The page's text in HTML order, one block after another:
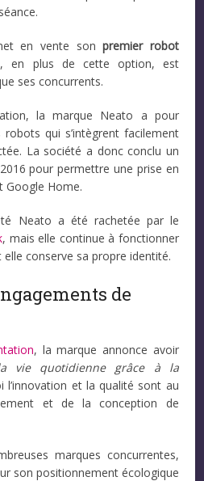
en vente sonpremier robot
en plus de cette option, est
ses concurrents.
la marque Neato a pour
qui s’intègrent facilement
La société a donc conclu un
pour permettre une prise en
Google Home.
Neato a été rachetée par le
, mais elle continue à fonctionner
conserve sa propre identité.
de
, la marque annonce avoir
vie quotidienne grâce à la
l’innovation et la qualité sont au
et de la conception de
marques concurrentes,
son positionnement écologique